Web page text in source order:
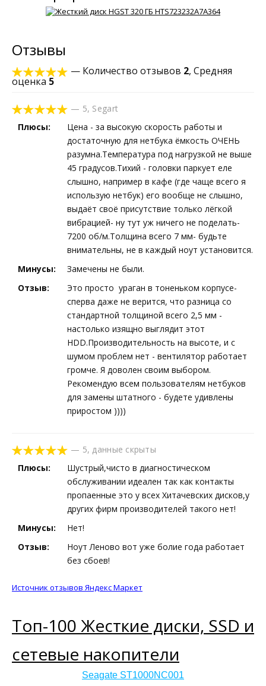
Отзывы
— Количество отзывов 2, Средняя
оценка 5
— 5, Segart
Плюсы:
Цена - за высокую скорость работы и
достаточную для нетбука ёмкость ОЧЕНЬ
разумна.Температура под нагрузкой не выше
45 градусов.Тихий - головки паркует еле
слышно, например в кафе (где чаще всего я
использую нетбук) его вообще не слышно,
выдаёт своё присутствие только лёгкой
вибрацией- ну тут уж ничего не поделать-
7200 об/м.Толщина всего 7 мм- будьте
внимательны, не в каждый ноут установится.
Минусы:
Замечены не были.
Отзыв:
Это просто ураган в тоненьком корпусе-
сперва даже не верится, что разница со
стандартной толщиной всего 2,5 мм -
настолько изящно выглядит этот
HDD.Производительность на высоте, и с
шумом проблем нет - вентилятор работает
громче. Я доволен своим выбором.
Рекомендую всем пользователям нетбуков
для замены штатного - будете удивлены
приростом ))))
— 5, данные скрыты
Плюсы:
Шустрый,чисто в диагностическом
обслуживании идеален так как контакты
пропаенные это у всех Хитачевских дисков,у
других фирм производителей такого нет!
Минусы:
Нет!
Отзыв:
Ноут Леново вот уже болие года работает
без сбоев!
Источник отзывов Яндекс Маркет
Топ-100 Жесткие диски, SSD и
сетевые накопители
Seagate ST1000NC001